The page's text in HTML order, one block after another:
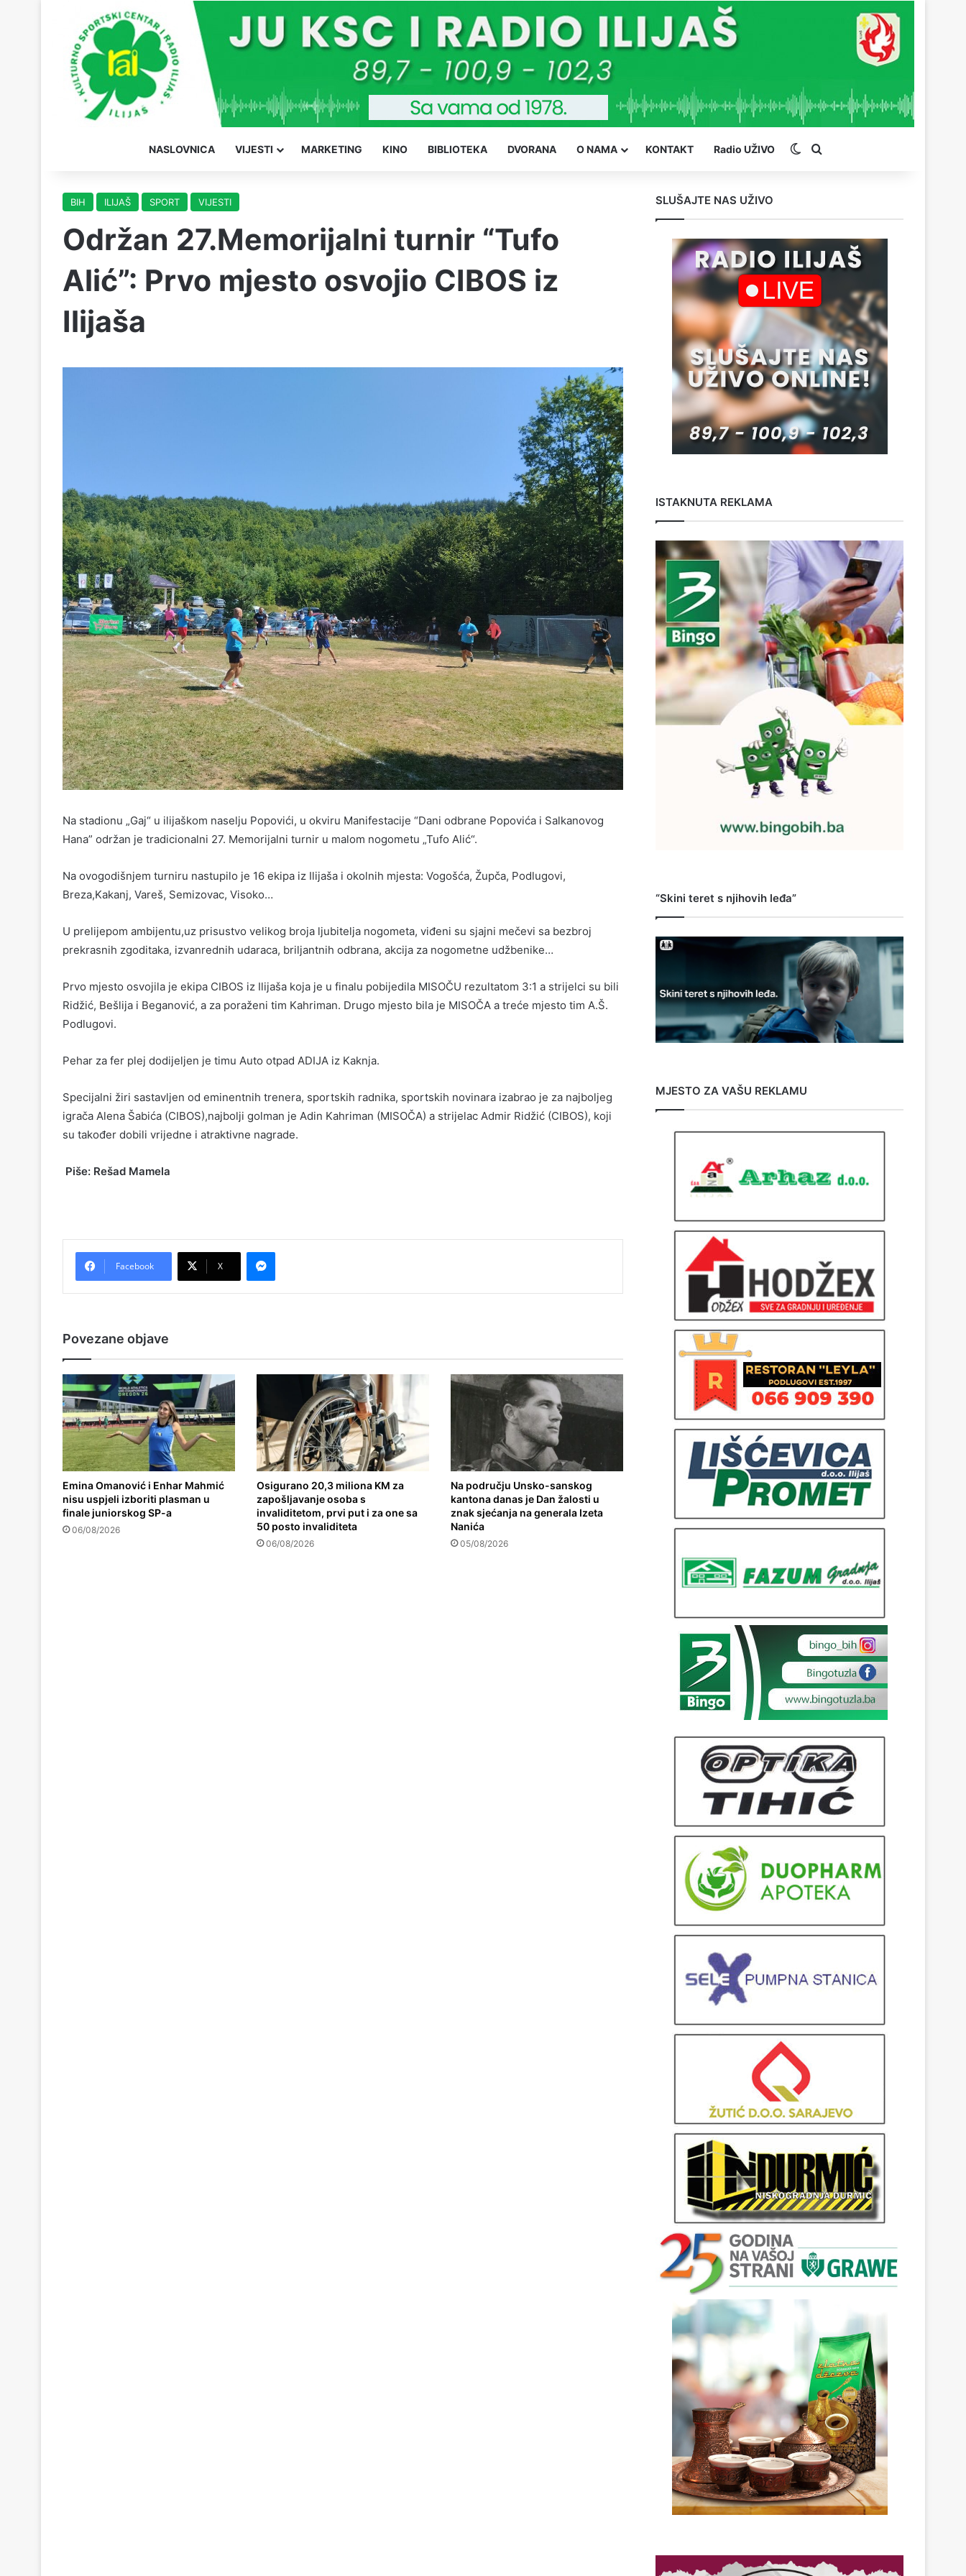
NASLOVNICA VIJESTI MARKETING KINO BIBLIOTEKA DVORANA O NAMA KONTAKT Radio UŽIVO Switch skin
BIH ILIJAŠ SPORT VIJESTI
Održan 27.Memorijalni turnir “Tufo
Alić”: Prvo mjesto osvojio CIBOS iz
Ilijaša
Na stadionu „Gaj“ u ilijaškom naselju Popovići, u okviru Manifestacije “Dani odbrane Popovića i Salkanovog
Hana” održan je tradicionalni 27. Memorijalni turnir u malom nogometu „Tufo Alić“.
Na ovogodišnjem turniru nastupilo je 16 ekipa iz Ilijaša i okolnih mjesta: Vogošća, Župča, Podlugovi,
Breza,Kakanj, Vareš, Semizovac, Visoko…
U prelijepom ambijentu,uz prisustvo velikog broja ljubitelja nogometa, viđeni su sjajni mečevi sa bezbroj
prekrasnih zgoditaka, izvanrednih udaraca, briljantnih odbrana, akcija za nogometne udžbenike…
Prvo mjesto osvojila je ekipa CIBOS iz Ilijaša koja je u finalu pobijedila MISOČU rezultatom 3:1 a strijelci su bili
Ridžić, Bešlija i Beganović, a za poraženi tim Kahriman. Drugo mjesto bila je MISOČA a treće mjesto tim A.Š.
Podlugovi.
Pehar za fer plej dodijeljen je timu Auto otpad ADIJA iz Kaknja.
Specijalni žiri sastavljen od eminentnih trenera, sportskih radnika, sportskih novinara izabrao je za najboljeg
igrača Alena Šabića (CIBOS),najbolji golman je Adin Kahriman (MISOČA) a strijelac Admir Ridžić (CIBOS), koji
su također dobili vrijedne i atraktivne nagrade.
Piše: Rešad Mamela
Facebook X
Povezane objave
Emina Omanović i Enhar Mahmić
nisu uspjeli izboriti plasman u
finale juniorskog SP-a
06/08/2026
Osigurano 20,3 miliona KM za
zapošljavanje osoba s
invaliditetom, prvi put i za one sa
50 posto invaliditeta
06/08/2026
Na području Unsko-sanskog
kantona danas je Dan žalosti u
znak sjećanja na generala Izeta
Nanića
05/08/2026
SLUŠAJTE NAS UŽIVO
ISTAKNUTA REKLAMA
“Skini teret s njihovih leđa”
MJESTO ZA VAŠU REKLAMU